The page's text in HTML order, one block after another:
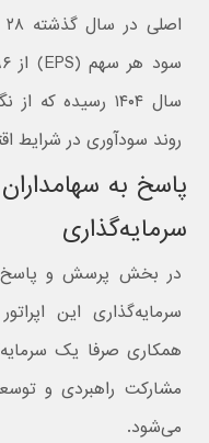
سال ۱۴۰۴ رسیده
روند سودآوری در شرایط
پاسخ به
سرمایه‌گذاری
در بخش پرسش و پاسخ
سرمایه‌گذاری این
همکاری صرفا یک
مشارکت راهبردی و
می‌شود.